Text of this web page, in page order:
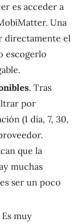
es acceder a
Una
directamente el
escogerlo
. Tras
por
(1 día, 7, 30,
que la
muchas
ser un poco
Es muy